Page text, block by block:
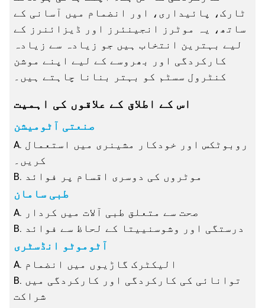
ٹارک، پائیداری، اور انضمام میں آسانی کے
ساتھ، یہ موٹرز انجینئرز اور ڈیزائنرز کے
لیے بہترین انتخاب ہیں جو زیادہ سے زیادہ
کارکردگی اور بھروسے کے لیے اپنے موشن
کنٹرول سسٹم کو بہتر بنانا چاہتے ہیں۔
اس کے اطلاق کے علاقوں کی اہمیت
صنعتی آٹومیشن
A. روبوٹکس اور خودکار مشینری میں استعمال
کریں۔
B. موٹروں کی دوسری اقسام پر فوائد
طبی سامان
A. صحت سے متعلق طبی آلات میں کردار
B. درستگی اور وشوسنییتا کے لحاظ سے فوائد
آٹوموٹو انڈسٹری
A. الیکٹرک گاڑیوں میں انضمام
B. توانائی کی کارکردگی اور کارکردگی میں
شراکت